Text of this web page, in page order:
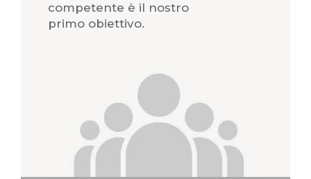
competente è il nostro
primo obiettivo.